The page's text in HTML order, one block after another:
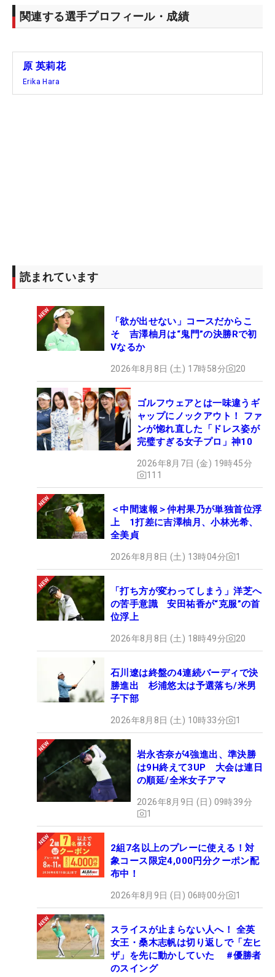
関連する選手プロフィール・成績
原 英莉花
Erika Hara
読まれています
「欲が出せない」コースだからこ
そ 吉澤柚月は“鬼門”の決勝Rで初
Vなるか
2026年8月8日 (土) 17時58分 20
ゴルフウェアとは一味違うギ
ャップにノックアウト！ ファ
ンが惚れ直した「ドレス姿が
完璧すぎる女子プロ」神10
2026年8月7日 (金) 19時45分
111
＜中間速報＞仲村果乃が単独首位浮
上 1打差に吉澤柚月、小林光希、
全美貞
2026年8月8日 (土) 13時04分 1
「打ち方が変わってしまう」洋芝へ
の苦手意識 安田祐香が“克服”の首
位浮上
2026年8月8日 (土) 18時49分 20
石川遼は終盤の4連続バーディで決
勝進出 杉浦悠太は予選落ち/米男
子下部
2026年8月8日 (土) 10時33分 1
岩永杏奈が4強進出、準決勝
は9H終えて3UP 大会は連日
の順延/全米女子アマ
2026年8月9日 (日) 09時39分
1
2組7名以上のプレーに使える！対
象コース限定4,000円分クーポン配
布中！
2026年8月9日 (日) 06時00分 1
スライスが止まらない人へ！ 全英
女王・桑木志帆は切り返しで「左ヒ
ザ」を先に動かしていた #優勝者
のスイング